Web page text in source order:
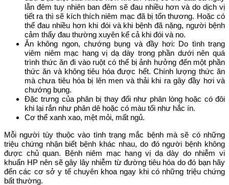
lẫn đêm tuy nhiên ban đêm sẽ đau nhiều hơn và do dịch vị
tiết ra thì sẽ kích thích niêm mạc đã bị tổn thương. Hoặc có
thể đau nhiều hơn khi đói và khi bệnh đã nặng, người bệnh
cảm thấy đau thường xuyên kể cả khi đói và no.
Ăn không ngon, chướng bụng và đầy hơi: Do tình trạng
viêm niêm mạc hang vị dạ dày trong phần dưới nên quá
trình thức ăn đi vào ruột có thể bị ảnh hưởng đến một phần
thức ăn và không tiêu hóa được hết. Chính lượng thức ăn
mà chưa tiêu hóa bị lên men và thải khi ra gây đầy hơi và
chướng bụng.
Đặc trưng của phân bị thay đổi như phân lòng hoặc có đôi
khi lại rắn như phân dê hoặc có màu tối như hắc ín.
Cơ thể xanh xao, mệt mỏi, mất ngủ.
Mỗi người tùy thuộc vào tình trạng mắc bệnh mà sẽ có những
triệu chứng nhận biết bệnh khác nhau, do đó người bệnh không
được chủ quan. Bệnh niêm mạc hang vị dạ dày do nhiễm vi
khuẩn HP nên sẽ gây lây nhiễm từ đường tiêu hóa do đó bạn hãy
đến các cơ sở y tế chuyên khoa ngay khi có những triệu chứng
bất thường.